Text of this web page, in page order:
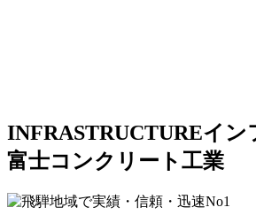
INFRASTRUCTUREイン
富士コンクリート工業